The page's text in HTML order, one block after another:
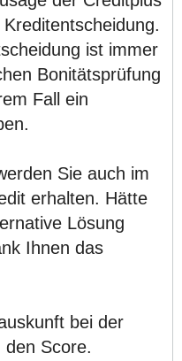
ist immer
Bonitätsprüfung
Fall ein
Sie auch im
erhalten. Hätte
Lösung
Ihnen das
bei der
Score.